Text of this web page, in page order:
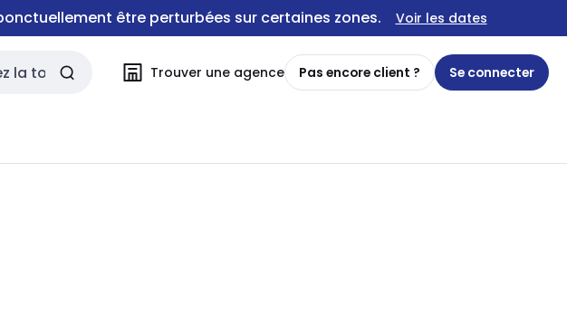
être perturbées sur certaines zones. Voir les dates
Trouver une agence Pas encore client ? Se connecter